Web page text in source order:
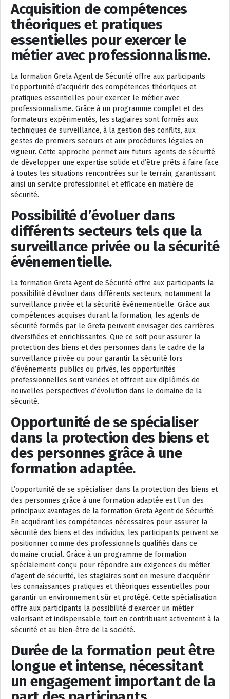
Acquisition de compétences
théoriques et pratiques
essentielles pour exercer le
métier avec professionnalisme.
La formation Greta Agent de Sécurité offre aux participants
l’opportunité d’acquérir des compétences théoriques et
pratiques essentielles pour exercer le métier avec
professionnalisme. Grâce à un programme complet et des
formateurs expérimentés, les stagiaires sont formés aux
techniques de surveillance, à la gestion des conflits, aux
gestes de premiers secours et aux procédures légales en
vigueur. Cette approche permet aux futurs agents de sécurité
de développer une expertise solide et d’être prêts à faire face
à toutes les situations rencontrées sur le terrain, garantissant
ainsi un service professionnel et efficace en matière de
sécurité.
Possibilité d’évoluer dans
différents secteurs tels que la
surveillance privée ou la sécurité
événementielle.
La formation Greta Agent de Sécurité offre aux participants la
possibilité d’évoluer dans différents secteurs, notamment la
surveillance privée et la sécurité événementielle. Grâce aux
compétences acquises durant la formation, les agents de
sécurité formés par le Greta peuvent envisager des carrières
diversifiées et enrichissantes. Que ce soit pour assurer la
protection des biens et des personnes dans le cadre de la
surveillance privée ou pour garantir la sécurité lors
d’événements publics ou privés, les opportunités
professionnelles sont variées et offrent aux diplômés de
nouvelles perspectives d’évolution dans le domaine de la
sécurité.
Opportunité de se spécialiser
dans la protection des biens et
des personnes grâce à une
formation adaptée.
L’opportunité de se spécialiser dans la protection des biens et
des personnes grâce à une formation adaptée est l’un des
principaux avantages de la formation Greta Agent de Sécurité.
En acquérant les compétences nécessaires pour assurer la
sécurité des biens et des individus, les participants peuvent se
positionner comme des professionnels qualifiés dans ce
domaine crucial. Grâce à un programme de formation
spécialement conçu pour répondre aux exigences du métier
d’agent de sécurité, les stagiaires sont en mesure d’acquérir
les connaissances pratiques et théoriques essentielles pour
garantir un environnement sûr et protégé. Cette spécialisation
offre aux participants la possibilité d’exercer un métier
valorisant et indispensable, tout en contribuant activement à la
sécurité et au bien-être de la société.
Durée de la formation peut être
longue et intense, nécessitant
un engagement important de la